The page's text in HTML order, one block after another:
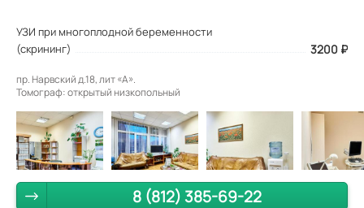
УЗИ при многоплодной беременности
(скрининг)
3200 ₽
пр. Нарвский д.18, лит «А».
Томограф: открытый низкопольный
8 (812) 385-69-22